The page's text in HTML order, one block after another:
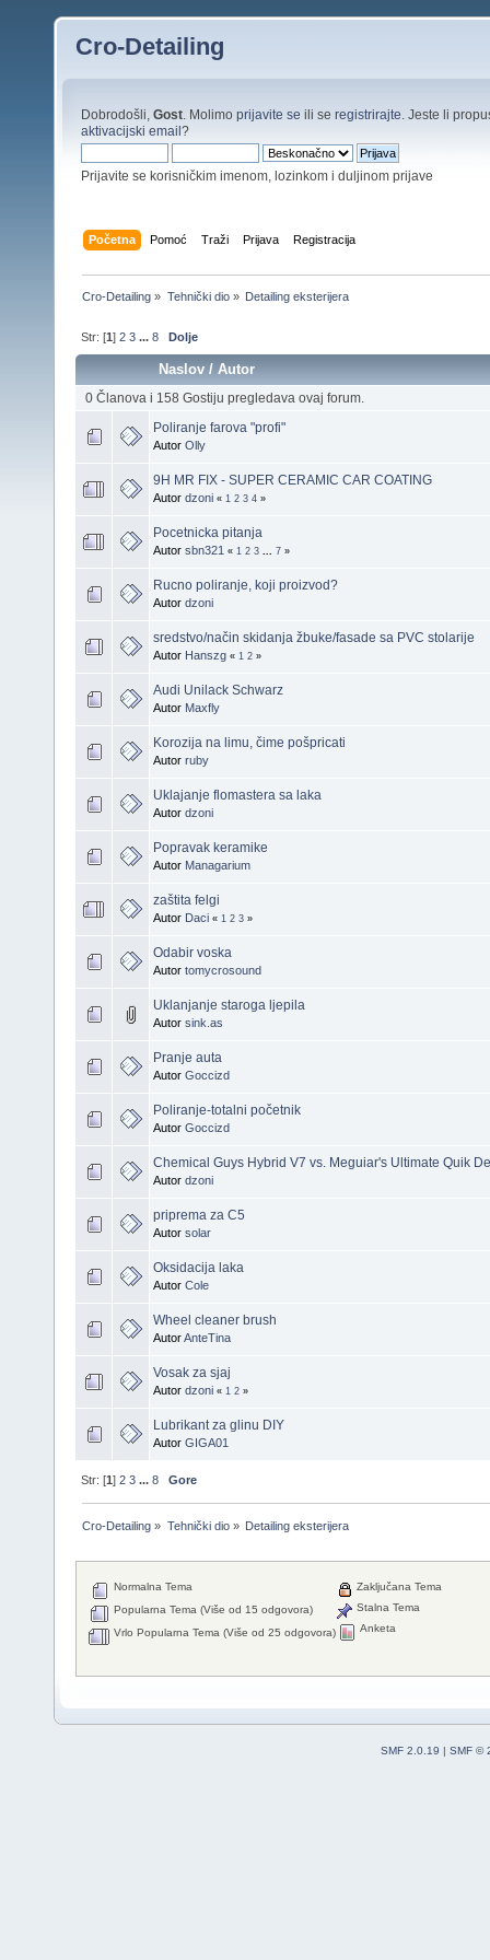
Cro-Detailing
Dobrodošli, Gost . Molimo prijavite se ili se registrirajte . Jeste li
aktivacijski email?
Prijavite se korisničkim imenom, lozinkom i duljinom prijave
Početna Pomoć Traži Prijava Registracija
Cro-Detailing » Tehnički dio» Detailing eksterijera
Str: [1]2 3 ...8 Dolje
Naslov /Autor
0 Članova i 158 Gostiju pregledava ovaj forum.
Poliranje farova "profi"
Autor Olly
9H MR FIX - SUPER CERAMIC CAR COATING
Autor dzoni « 1 2 3 4 »
Pocetnicka pitanja
Autor sbn321 « 1 2 3 7 »
Rucno poliranje, koji proizvod?
Autor dzoni
sredstvo/način skidanja žbuke/fasade sa PVC stolarije
Autor Hanszg « 1 2 »
Audi Unilack Schwarz
Autor Maxfly
Korozija na limu, čime pošpricati
Autor ruby
Uklajanje flomastera sa laka
Autor dzoni
Popravak keramike
Autor Managarium
zaštita felgi
Autor Daci « 1 2 3 »
Odabir voska
Autor tomycrosound
Uklanjanje staroga ljepila
Autor sink.as
Pranje auta
Autor Goccizd
Poliranje-totalni početnik
Autor Goccizd
Chemical Guys Hybrid V7 vs. Meguiar's Ultimate Quik
Autor dzoni
priprema za C5
Autor solar
Oksidacija laka
Autor Cole
Wheel cleaner brush
AutorAnteTina
Vosak za sjaj
Autor dzoni « 1 2 »
Lubrikant za glinu DIY
Autor GIGA01
Str: [1]2 3 ...8 Gore
Cro-Detailing » Tehnički dio» Detailing eksterijera
Normalna Tema
Popularna Tema (Više od 15 odgovora)
Vrlo Popularna Tema (Više od 25 odgovora)
Zaključana Tema
Stalna Tema
Anketa
SMF 2.0.19 | SMF ©